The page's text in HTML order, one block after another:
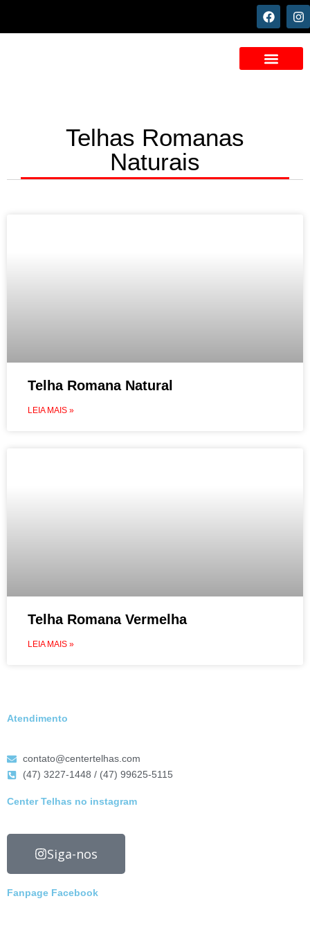
Telhas Romanas
Naturais
Telha Romana Natural
LEIA MAIS »
Telha Romana Vermelha
LEIA MAIS »
Atendimento
contato@centertelhas.com
(47) 3227-1448 / (47) 99625-5115
Center Telhas no instagram
Siga-nos
Fanpage Facebook